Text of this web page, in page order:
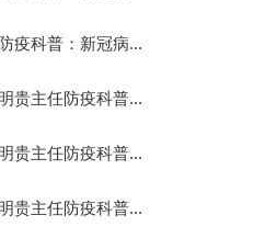
疫科普：新冠病...
贵主任防疫科普...
贵主任防疫科普...
贵主任防疫科普...